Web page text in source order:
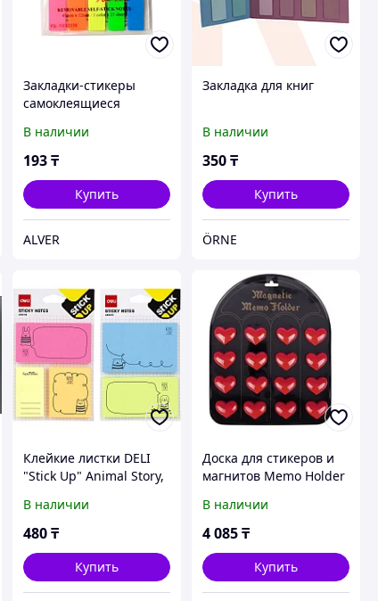
Закладки-стикеры
самоклеящиеся
В наличии
193 ₸
Купить
ALVER
Закладка для книг
В наличии
350₸
Купить
ÖRNE
Клейкие листки DELI
"Stick Up" Animal Story,
В наличии
480 ₸
Купить
Доска для стикеров и
магнитов Memo Holder
В наличии
4 085₸
Купить